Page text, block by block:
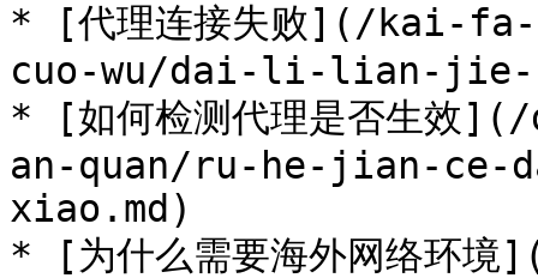
* [代理连接失败](/kai-
cuo-wu/dai-li-lian-jie-
* [如何检测代理是否生
an-quan/ru-he-jian-
xiao.md)
* [为什么需要海外网络